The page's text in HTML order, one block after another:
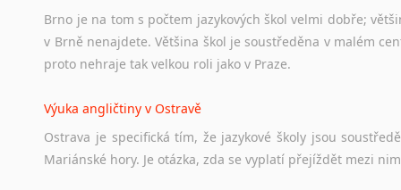
Brno je na tom s počtem jazykových škol velmi dobře;
v Brně nenajdete. Většina škol je soustředěna v malém
proto nehraje tak velkou roli jako v Praze.
Výuka angličtiny v Ostravě
Ostrava je specifická tím, že jazykové školy jsou
Mariánské hory. Je otázka, zda se vyplatí přejíždět mezi